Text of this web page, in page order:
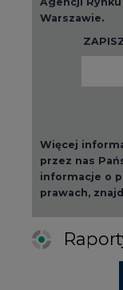
Więcej
przez nas
informacje o
prawach,